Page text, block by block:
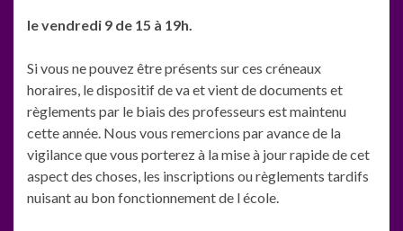
le vendredi 9 de 15 à 19h.
Si vous ne pouvez être présents sur ces créneaux
horaires, le dispositif de va et vient de documents et
règlements par le biais des professeurs est maintenu
cette année. Nous vous remercions par avance de la
vigilance que vous porterez à la mise à jour rapide de cet
aspect des choses, les inscriptions ou règlements tardifs
nuisant au bon fonctionnement de l école.